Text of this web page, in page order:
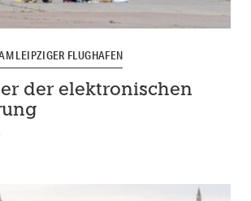
LEIPZIGER FLUGHAFEN
der elektronischen